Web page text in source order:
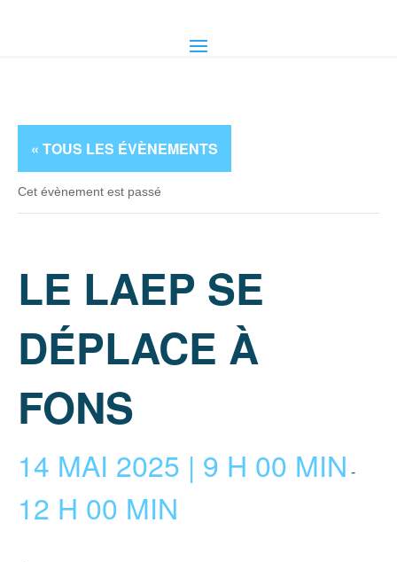
« TOUS LES ÉVÈNEMENTS
Cet évènement est passé
LE LAEP SE
DÉPLACE À
FONS
14 MAI 2025 | 9 H 00 MIN -
12 H 00 MIN